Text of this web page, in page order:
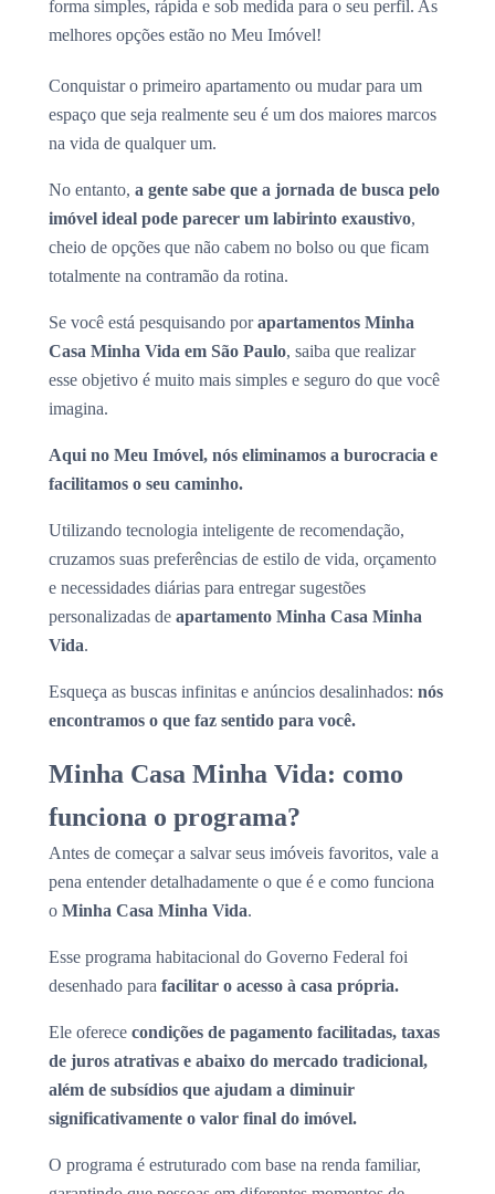
forma simples, rápida e sob medida para o seu perfil. As
melhores opções estão no Meu Imóvel!
Conquistar o primeiro apartamento ou mudar para um
espaço que seja realmente seu é um dos maiores marcos
na vida de qualquer um.
No entanto, a gente sabe que a jornada de busca pelo
imóvel ideal pode parecer um labirinto exaustivo,
cheio de opções que não cabem no bolso ou que ficam
totalmente na contramão da rotina.
Se você está pesquisando porapartamentos Minha
Casa Minha Vida em São Paulo, saiba que realizar
esse objetivo é muito mais simples e seguro do que você
imagina.
Aqui no Meu Imóvel, nós eliminamos a burocracia e
facilitamos o seu caminho.
Utilizando tecnologia inteligente de recomendação,
cruzamos suas preferências de estilo de vida, orçamento
e necessidades diárias para entregar sugestões
personalizadas de apartamento Minha Casa Minha
Vida.
Esqueça as buscas infinitas e anúncios desalinhados: nós
encontramos o que faz sentido para você.
Minha Casa Minha Vida: como
funciona o programa?
Antes de começar a salvar seus imóveis favoritos, vale a
pena entender detalhadamente o que é e como funciona
o Minha Casa Minha Vida.
Esse programa habitacional do Governo Federal foi
desenhado para facilitar o acesso à casa própria.
Ele oferece condições de pagamento facilitadas, taxas
de juros atrativas e abaixo do mercado tradicional,
além de subsídios que ajudam a diminuir
significativamente o valor final do imóvel.
O programa é estruturado com base na renda familiar,